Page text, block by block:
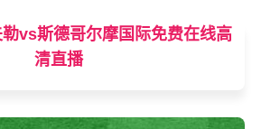
vs斯德哥尔摩国际免费在线高
清直播